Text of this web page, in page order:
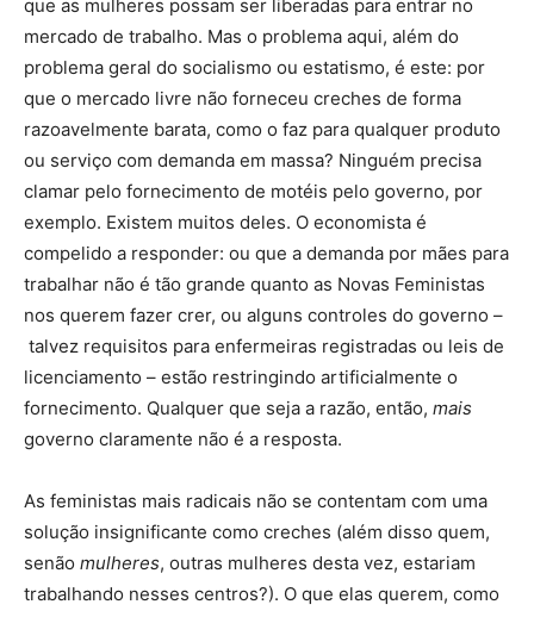
que as mulheres possam ser liberadas para entrar no
mercado de trabalho. Mas o problema aqui, além do
problema geral do socialismo ou estatismo, é este: por
que o mercado livre não forneceu creches de forma
razoavelmente barata, como o faz para qualquer produto
ou serviço com demanda em massa? Ninguém precisa
clamar pelo fornecimento de motéis pelo governo, por
exemplo. Existem muitos deles. O economista é
compelido a responder: ou que a demanda por mães para
trabalhar não é tão grande quanto as Novas Feministas
nos querem fazer crer, ou alguns controles do governo –
talvez requisitos para enfermeiras registradas ou leis de
licenciamento – estão restringindo artificialmente o
fornecimento. Qualquer que seja a razão, então, mais
governo claramente não é a resposta.
As feministas mais radicais não se contentam com uma
solução insignificante como creches (além disso quem,
senão mulheres, outras mulheres desta vez, estariam
trabalhando nesses centros?). O que elas querem, como